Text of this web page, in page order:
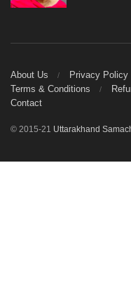
About Us Privacy Policy
Terms & Conditions
Contact
© 2015-21 Uttarakhand